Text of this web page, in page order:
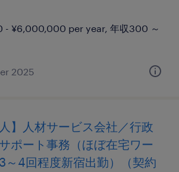
- ¥6,000,000 per year, 年収300 ～
2025
】人材サービス会社／行政
ポート事務（ほぼ在宅ワー
～4回程度新宿出勤）（契約